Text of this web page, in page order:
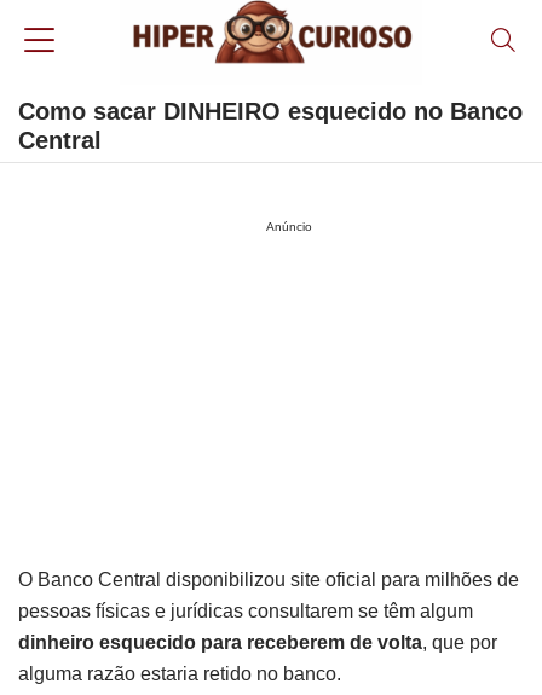
Como sacar DINHEIRO esquecido no Banco
Central
Anúncio
O Banco Central disponibilizou site oficial para milhões de
pessoas físicas e jurídicas consultarem se têm algum
dinheiro esquecido para receberem de volta, que por
alguma razão estaria retido no banco.